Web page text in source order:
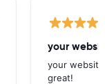
your
your
great!